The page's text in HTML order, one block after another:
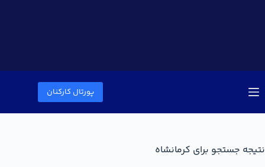
پورتال کارکنان
نتیجه جستجو برای کرمانشاه